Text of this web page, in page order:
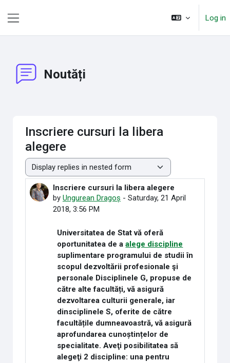
Log in
Noutăți
Inscriere cursuri la libera
alegere
Display mode
Inscriere cursuri la libera alegere
by Ungurean Dragoș - Saturday, 21 April
2018, 3:56 PM
Number of replies: 0
Universitatea de Stat vă oferă
oportunitatea de aalege discipline
suplimentare programului de studii în
scopul dezvoltării profesionale şi
personale Disciplinele G, propuse de
către alte facultăți, vă asigură
dezvoltarea culturii generale, iar
dinsciplinele S, oferite de către
facultățile dumneavoastră, vă asigură
aprofundarea cunoștințelor de
specialitate. Aveţi posibilitatea să
alegeţi 2 discipline: una pentru